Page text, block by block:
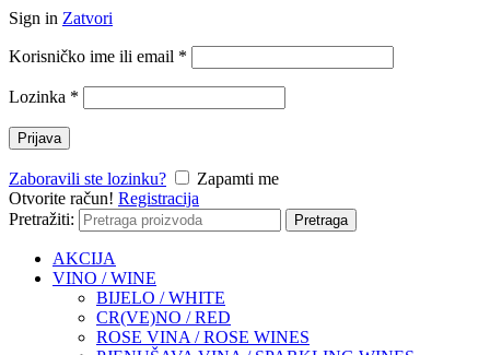
Sign in Zatvori
Korisničko ime ili email *
Lozinka *
Prijava
Zaboravili ste lozinku?
Zapamti me
Otvorite račun! Registracija
Pretražiti:
Pretraga
AKCIJA
VINO / WINE
BIJELO / WHITE
CR(VE)NO / RED
ROSE VINA / ROSE WINES